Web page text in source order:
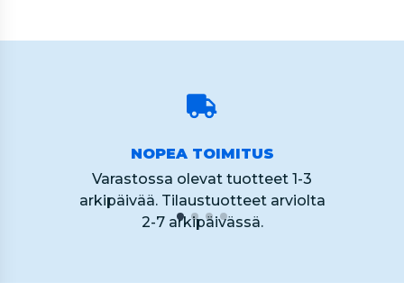
NOPEA TOIMITUS
Varastossa olevat tuotteet 1-3
arkipäivää. Tilaustuotteet arviolta
2-7 arkipäivässä.